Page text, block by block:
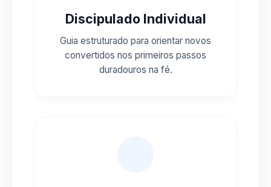
Discipulado Individual
Guia estruturado para orientar novos
convertidos nos primeiros passos
duradouros na fé.